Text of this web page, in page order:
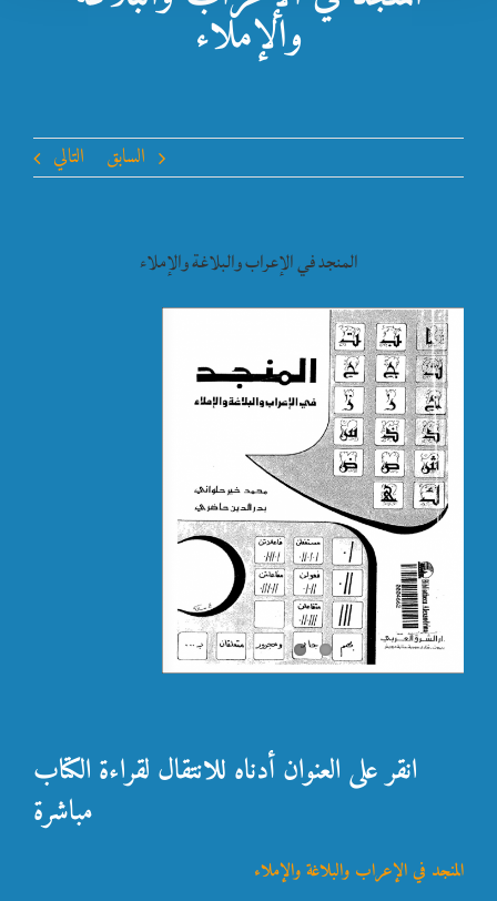
والإملاء
السابق التالي
المنجد في الإعراب والبلاغة والإملاء
انقر على العنوان أدناه للانتقال لقراءة الكتاب
مباشرة
المنجد في الإعراب والبلاغة والإملاء